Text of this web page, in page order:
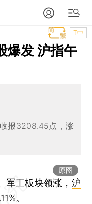
T中
爆发 沪指午
报3208.45点，涨
原图
军工板块领涨， 沪
。